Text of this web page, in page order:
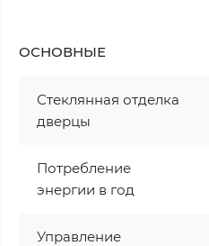
ОСНОВНЫЕ
Стеклянная отделка
дверцы
Потребление
энергии в год
Управление